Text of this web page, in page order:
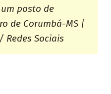
posto de
de Corumbá-MS |
Redes Sociais